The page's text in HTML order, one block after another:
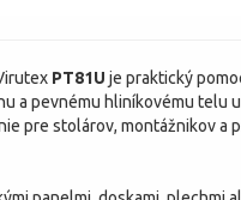
PT81U je praktický
a pevnému hliníkovému telu
pre stolárov, montážnikov a